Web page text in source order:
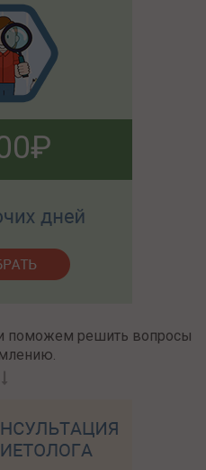
поможем решить вопросы